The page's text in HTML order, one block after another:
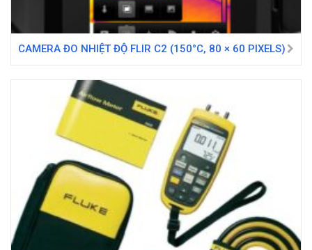
CAMERA ĐO NHIỆT ĐỘ FLIR C2 (150°C, 80 × 60 PIXELS)